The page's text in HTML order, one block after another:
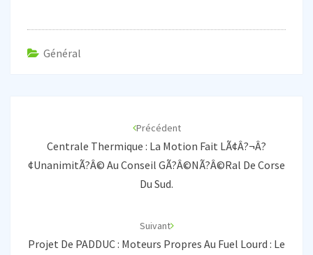
Général
Précédent
Centrale Thermique : La Motion Fait LÃ¢â?¬â?
¢unanimitÃ?Â© Au Conseil GÃ?Â©nÃ?Â©ral De Corse
Du Sud.
Suivant
Projet De PADDUC : Moteurs Propres Au Fuel Lourd : Le